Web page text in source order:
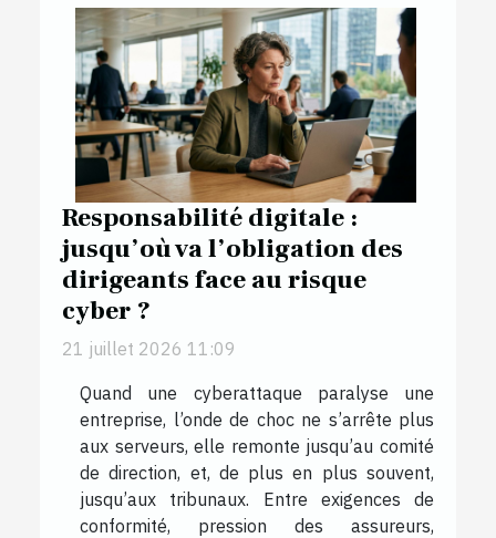
Responsabilité digitale :
jusqu’où va l’obligation des
dirigeants face au risque
cyber ?
21 juillet 2026 11:09
Quand une cyberattaque paralyse une
entreprise, l’onde de choc ne s’arrête plus
aux serveurs, elle remonte jusqu’au comité
de direction, et, de plus en plus souvent,
jusqu’aux tribunaux. Entre exigences de
conformité, pression des assureurs,